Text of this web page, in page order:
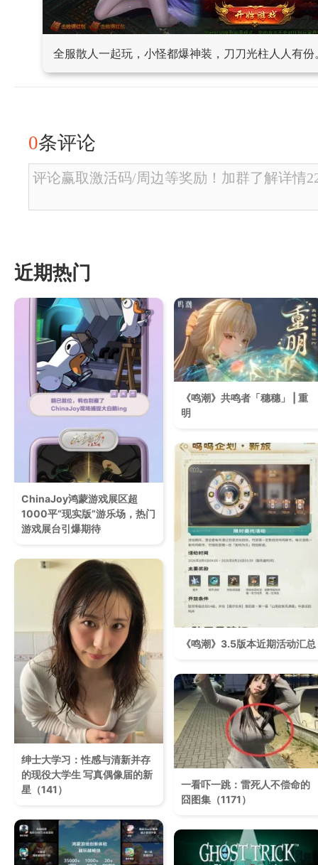
全服散人一起玩，小怪都爆神装，刀刀光柱人人有份
0条评论
评论赢取激活码/周边等奖励！加群了解详情
近期热门
ChinaJoy鸿蒙游戏展区超
1000平“现实版”游乐场，热门
游戏展台引爆期待
《鸣潮》共鸣者「穗穗」 | 重
明
《鸣潮》3.5版本近期活动汇总
绅士大学习：性感与清新并存
的现役大学生 写真偶像届的新
星（141）
一看吓一跳：雷死人不偿命的
囧图集（1171）